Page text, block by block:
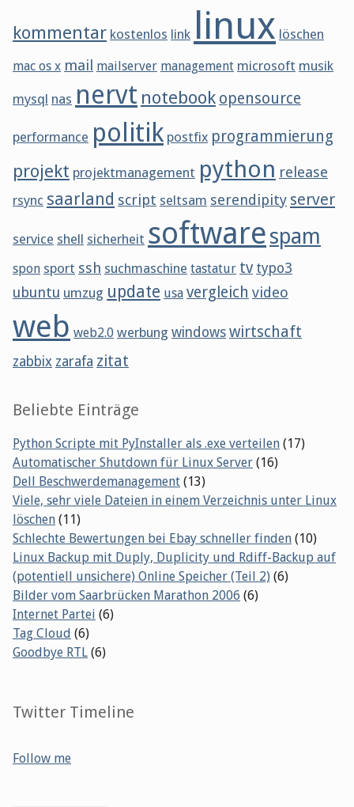
kommentar kostenlos link linux löschen
mac os x mail mailserver management microsoft musik
mysql nas nervt notebook opensource
performance politik postfix programmierung
projekt projektmanagement python release
rsync saarland script seltsam serendipity server
service shell sicherheit softwarespam
spon sport ssh suchmaschine tastatur tv typo3
ubuntu umzug update usa vergleich video
web web2.0 werbung windows wirtschaft
zabbix zarafa zitat
Beliebte Einträge
Python Scripte mit PyInstaller als .exe verteilen (17)
Automatischer Shutdown für Linux Server (16)
Dell Beschwerdemanagement (13)
Viele, sehr viele Dateien in einem Verzeichnis unter Linux
löschen (11)
Schlechte Bewertungen bei Ebay schneller finden (10)
Linux Backup mit Duply, Duplicity und Rdiff-Backup auf
(potentiell unsichere) Online Speicher (Teil 2) (6)
Bilder vom Saarbrücken Marathon 2006 (6)
Internet Partei (6)
Tag Cloud (6)
Goodbye RTL (6)
Twitter Timeline
Follow me